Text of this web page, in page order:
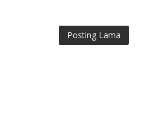
Posting Lama